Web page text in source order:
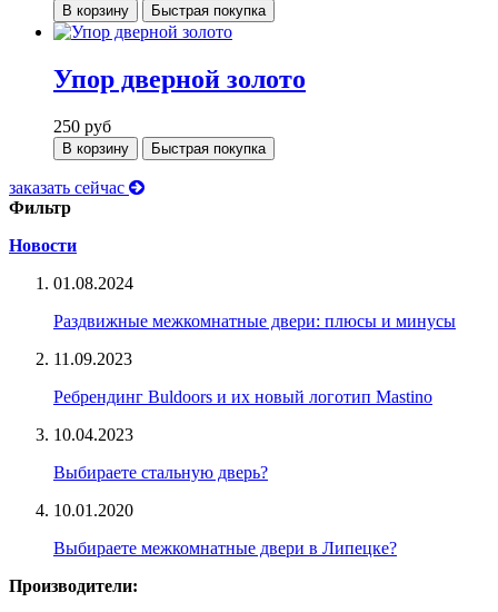
В корзину Быстрая покупка
Упор дверной золото
250 руб
В корзину Быстрая покупка
заказать сейчас
Фильтр
Новости
01.08.2024
Раздвижные межкомнатные двери: плюсы и минусы
11.09.2023
Ребрендинг Buldoors и их новый логотип Mastino
10.04.2023
Выбираете стальную дверь?
10.01.2020
Выбираете межкомнатные двери в Липецке?
Производители: